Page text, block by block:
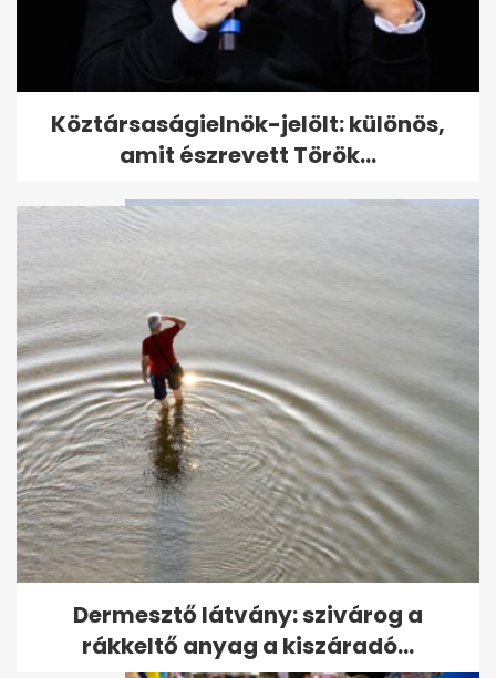
Kvíz: felismered az ikonikus
filmek családjait?
Pál Márton
szivárványcsaládjának nem
járt a családi jegy a...
Köztársaságielnök-jelölt: különös,
amit észrevett Török...
Dermesztő látvány: szivárog a
rákkeltő anyag a kiszáradó...